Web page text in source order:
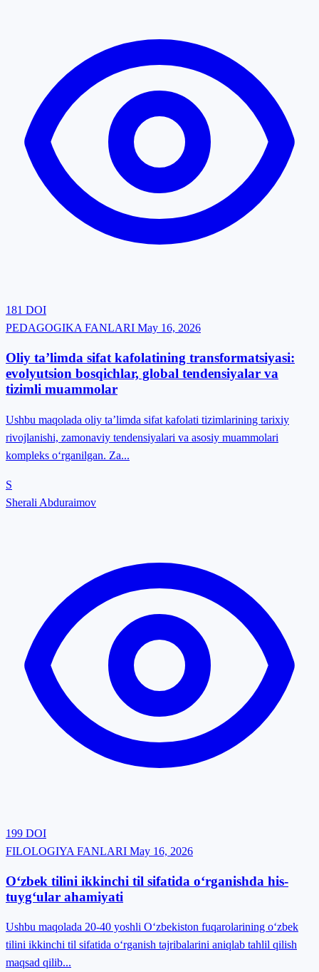
181 DOI
PEDAGOGIKA FANLARI May 16, 2026
Oliy ta’limda sifat kafolatining transformatsiyasi:
evolyutsion bosqichlar, global tendensiyalar va
tizimli muammolar
Ushbu maqolada oliy ta’limda sifat kafolati tizimlarining tarixiy
rivojlanishi, zamonaviy tendensiyalari va asosiy muammolari
kompleks o‘rganilgan. Za...
S
Sherali Abduraimov
199 DOI
FILOLOGIYA FANLARI May 16, 2026
O‘zbek tilini ikkinchi til sifatida o‘rganishda his-
tuyg‘ular ahamiyati
Ushbu maqolada 20-40 yoshli O‘zbekiston fuqarolarining o‘zbek
tilini ikkinchi til sifatida o‘rganish tajribalarini aniqlab tahlil qilish
maqsad qilib...